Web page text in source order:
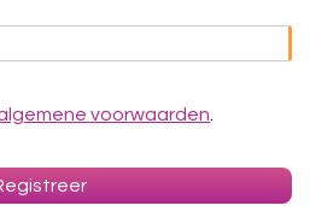
voorwaarden.